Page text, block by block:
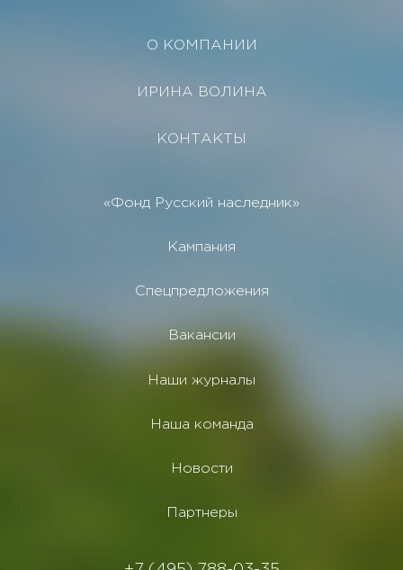
О КОМПАНИИ
ИРИНА ВОЛИНА
КОНТАКТЫ
«Фонд Русский наследник»
Кампания
Спецпредложения
Вакансии
Наши журналы
Наша команда
Новости
Партнеры